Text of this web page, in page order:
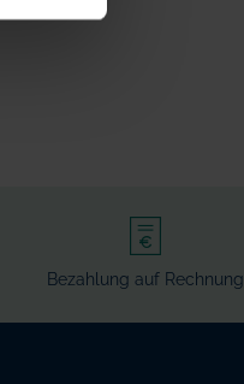
Bezahlung auf Rechnung